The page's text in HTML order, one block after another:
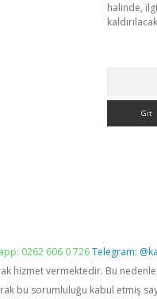
halinde,
0262 606 0 726Telegram:
hizmet vermektedir. Bu
bu sorumluluğu kabul etmiş